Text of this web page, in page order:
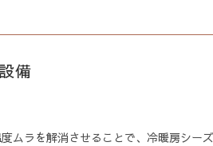
備
ムラを解消させることで、冷暖房シー